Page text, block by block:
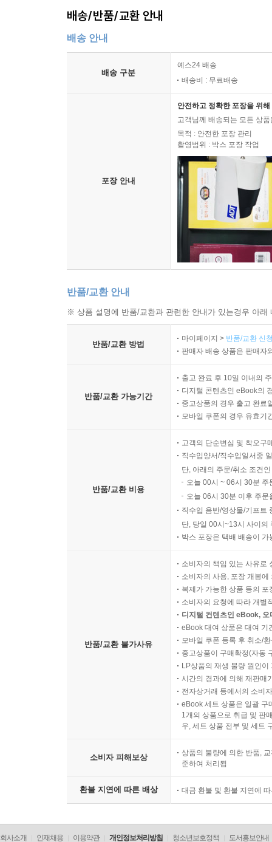
배송/반품/교환 안내
배송 안내
배송 구분
예스24 배송
배송비 : 무료배송
포장 안내
안전하고 정확한 포장을 위
고객님께 배송되는 모든 상
목적 : 안전한 포장 관리
촬영범위 : 박스 포장 작업
반품/교환 안내
※ 상품 설명에 반품/교환과 관련한 안내가 있는경우 아
반품/교환 방법
마이페이지 > 반품/교환 신
판매자 배송 상품은 판매자
반품/교환 가능기간
출고 완료 후 10일 이내의
디지털 콘텐츠인 eBook의
중고상품의 경우 출고 완료
모바일 쿠폰의 경우 유효기
반품/교환 비용
고객의 단순변심 및 착오구
직수입양서/직수입일서중
단, 아래의 주문/취소 조건
오늘 00시 ~ 06시 30분
오늘 06시 30분 이후 주
직수입 음반/영상물/기프트
단, 당일 00시~13시 사이의
박스 포장은 택배 배송이
반품/교환 불가사유
소비자의 책임 있는 사유로
소비자의 사용, 포장 개봉
복제가 가능한 상품 등의
소비자의 요청에 따라 개별
디지털 컨텐츠인 eBook,
eBook 대여 상품은 대여 기
모바일 쿠폰 등록 후 취소/
중고상품이 구매확정(자동
LP상품의 재생 불량 원인
시간의 경과에 의해 재판매
전자상거래 등에서의 소비
eBook 세트 상품은 일괄 구
1개의 상품으로 취급 및 판
우, 세트 상품 전부 및 세트
소비자 피해보상
상품의 불량에 의한 반품,
준하여 처리됨
환불 지연에 따른 배상 대금 환불 및 환불 지연에
회사소개 인재채용 이용약관 개인정보처리방침 청소년보호정책 도서홍보안내